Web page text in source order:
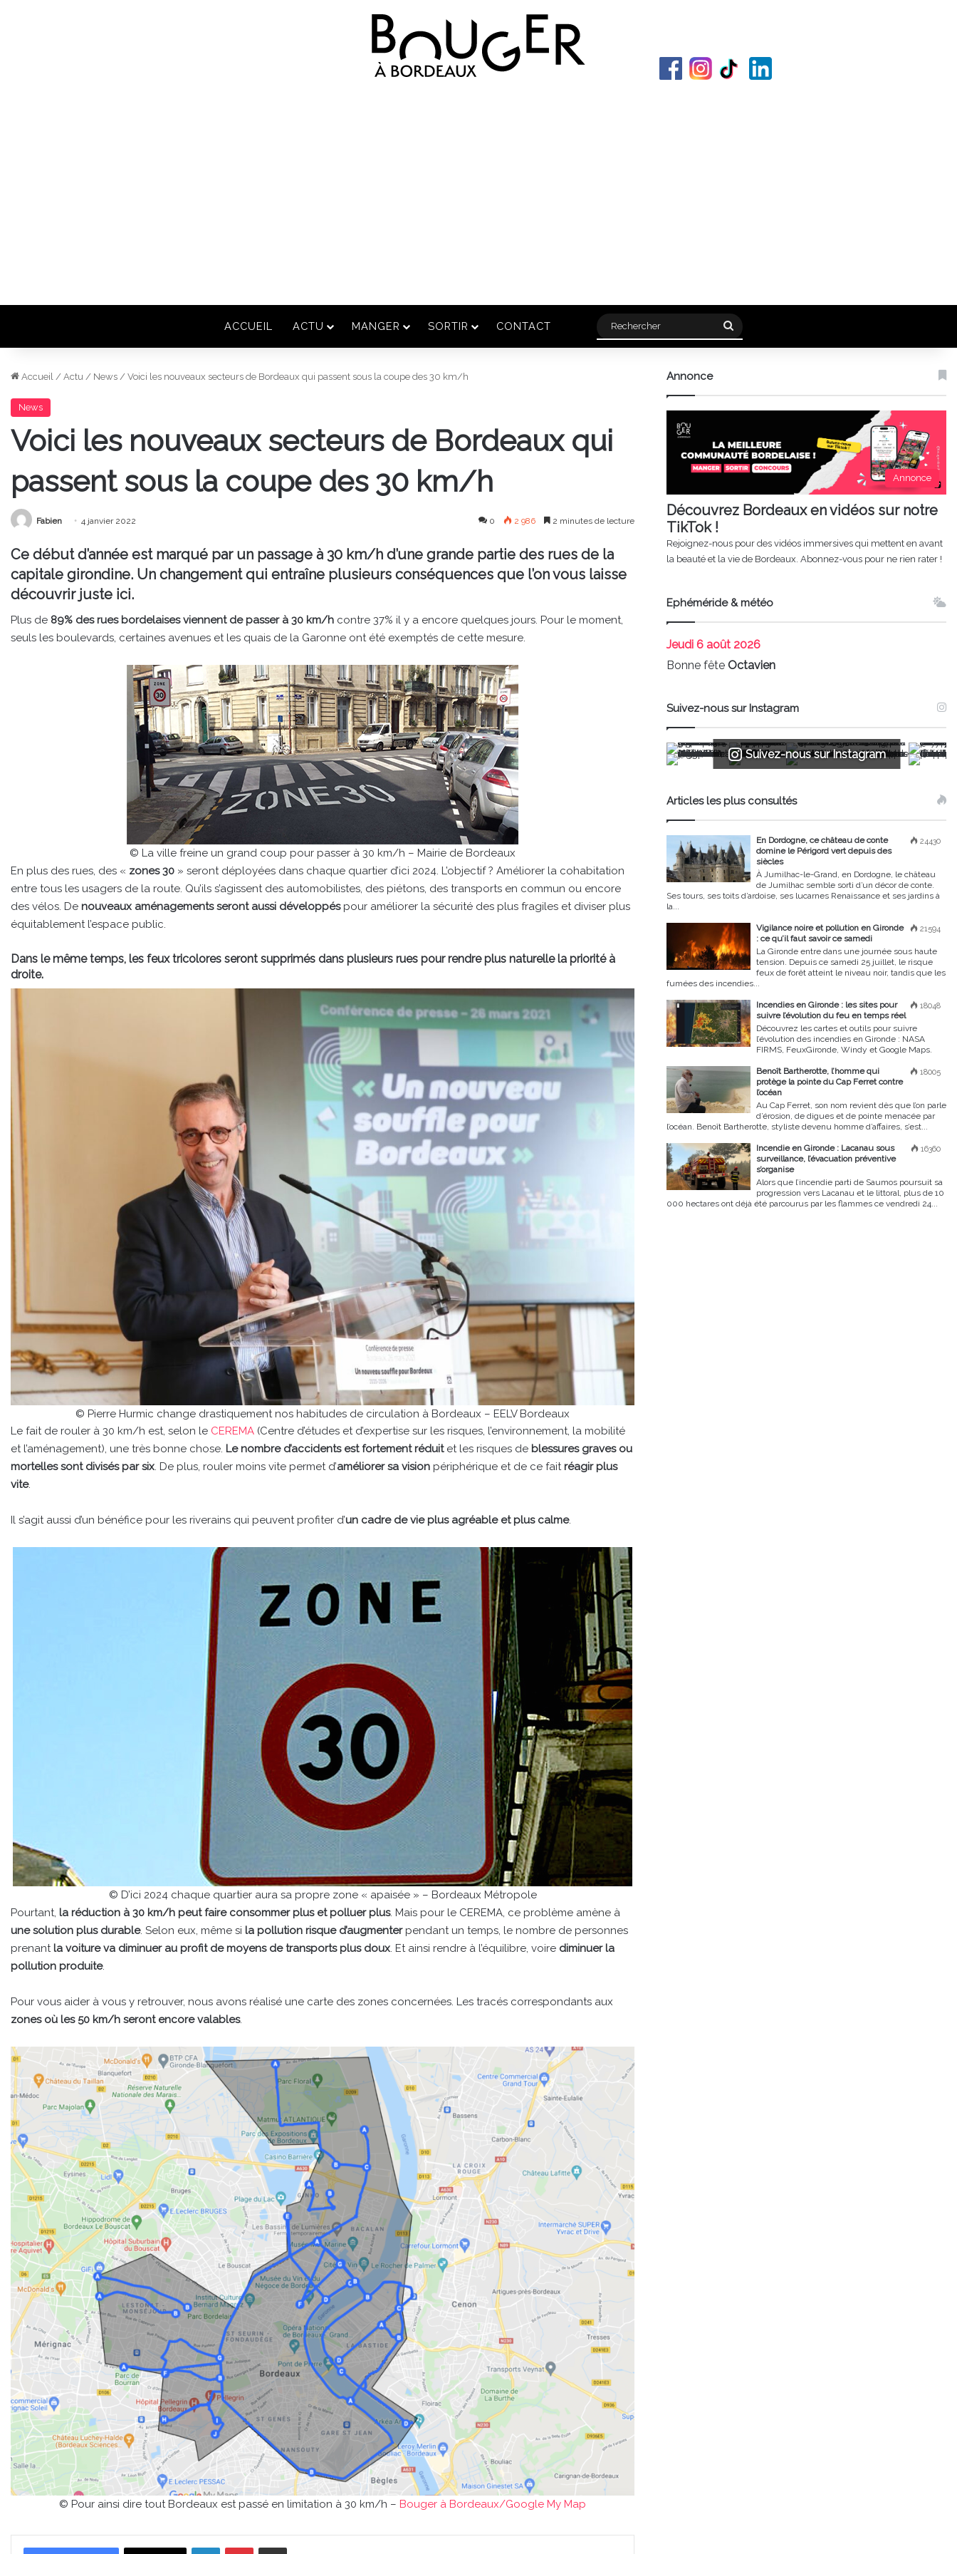
ACCUEIL ACTU MANGER SORTIR CONTACT Rechercher
Accueil / Actu / News / Voici les nouveaux secteurs de Bordeaux qui passent sous la coupe des 30 km/h
News
Voici les nouveaux secteurs de Bordeaux qui
passent sous la coupe des 30 km/h
Fabien 4 janvier 2022 0 2 986 2 minutes de lecture
Ce début d’année est marqué par un passage à 30 km/h d’une grande partie des rues de la
capitale girondine. Un changement qui entraîne plusieurs conséquences que l’on vous laisse
découvrir juste ici.
Plus de 89% des rues bordelaises viennent de passer à 30 km/h contre 37% il y a encore quelques jours. Pour le moment,
seuls les boulevards, certaines avenues et les quais de la Garonne ont été exemptés de cette mesure.
© La ville freine un grand coup pour passer à 30 km/h – Mairie de Bordeaux
En plus des rues, des « zones 30 » seront déployées dans chaque quartier d’ici 2024. L’objectif ? Améliorer la cohabitation
entre tous les usagers de la route. Qu’ils s’agissent des automobilistes, des piétons, des transports en commun ou encore
des vélos. De nouveaux aménagements seront aussi développéspour améliorer la sécurité des plus fragiles et diviser plus
équitablement l’espace public.
Dans le même temps, les feux tricolores seront supprimés dans plusieurs rues pour rendre plus naturelle la priorité à
droite.
© Pierre Hurmic change drastiquement nos habitudes de circulation à Bordeaux – EELV Bordeaux
Le fait de rouler à 30 km/h est, selon le CEREMA (Centre d’études et d’expertise sur les risques, l’environnement, la mobilité
et l’aménagement), une très bonne chose. Le nombre d’accidents est fortement réduitet les risques de blessures graves ou
mortelles sont divisés par six. De plus, rouler moins vite permet d’améliorer sa vision périphérique et de ce fait réagir plus
vite.
Il s’agit aussi d’un bénéfice pour les riverains qui peuvent profiter d’un cadre de vie plus agréable et plus calme.
© D’ici 2024 chaque quartier aura sa propre zone « apaisée » – Bordeaux Métropole
Pourtant, la réduction à 30 km/h peut faire consommer plus et polluer plus. Mais pour le CEREMA, ce problème amène à
une solution plus durable. Selon eux, même si la pollution risque d’augmenterpendant un temps, le nombre de personnes
prenantla voiture va diminuer au profit de moyens de transports plus doux. Et ainsi rendre à l’équilibre, voire diminuer la
pollution produite.
Pour vous aider à vous y retrouver, nous avons réalisé une carte des zones concernées. Les tracés correspondants aux
zones où les 50 km/h seront encore valables.
© Pour ainsi dire tout Bordeaux est passé en limitation à 30 km/h – Bouger à Bordeaux/Google My Map
LinkedinPinterestPartager par email
Annonce
Annonce
Découvrez Bordeaux en vidéos sur notre
TikTok !
Rejoignez-nous pour des vidéos immersives qui mettent en avant
la beauté et la vie de Bordeaux. Abonnez-vous pour ne rien rater !
Ephéméride & météo
Jeudi 6 août 2026
Bonne fête Octavien
Suivez-nous sur Instagram
Suivez-nous sur Instagram
Articles les plus consultés
24430
En Dordogne, ce château de conte
domine le Périgord vert depuis des
siècles
À Jumilhac-le-Grand, en Dordogne, le château
de Jumilhac semble sorti d’un décor de conte.
Ses tours, ses toits d’ardoise, ses lucarnes Renaissance et ses jardins à
la...
21594
Vigilance noire et pollution en Gironde
: ce qu’il faut savoir ce samedi
La Gironde entre dans une journée sous haute
tension. Depuis ce samedi 25 juillet, le risque
feux de forêt atteint le niveau noir, tandis que les
fumées des incendies...
18048
Incendies en Gironde : les sites pour
suivre l’évolution du feu en temps réel
Découvrez les cartes et outils pour suivre
l’évolution des incendies en Gironde : NASA
FIRMS, FeuxGironde, Windy et Google Maps.
18005
Benoît Bartherotte, l’homme qui
protège la pointe du Cap Ferret contre
l’océan
Au Cap Ferret, son nom revient dès que l’on parle
d’érosion, de digues et de pointe menacée par
l’océan. Benoît Bartherotte, styliste devenu homme d’affaires, s’est...
16360
Incendie en Gironde : Lacanau sous
surveillance, l’évacuation préventive
s’organise
Alors que l’incendie parti de Saumos poursuit sa
progression vers Lacanau et le littoral, plus de 10
000 hectares ont déjà été parcourus par les flammes ce vendredi 24...